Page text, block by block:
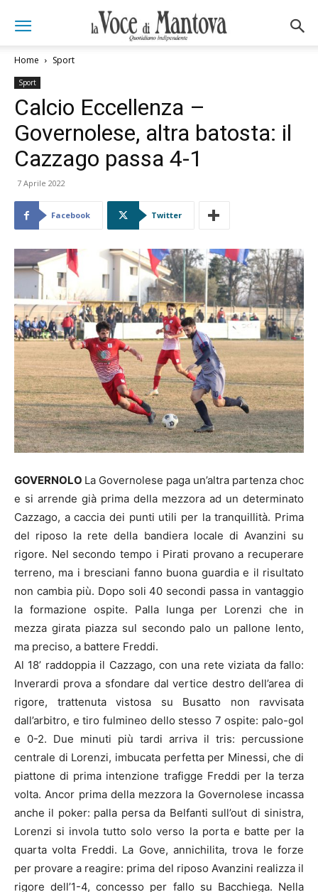
Home Sport
Sport
Calcio Eccellenza –
Governolese, altra batosta: il
Cazzago passa 4-1
7 Aprile 2022
Facebook Twitter
GOVERNOLO La Governolese paga un’altra partenza choc
e si arrende già prima della mezzora ad un determinato
Cazzago, a caccia dei punti utili per la tranquillità. Prima
del riposo la rete della bandiera locale di Avanzini su
rigore. Nel secondo tempo i Pirati provano a recuperare
terreno, ma i bresciani fanno buona guardia e il risultato
non cambia più. Dopo soli 40 secondi passa in vantaggio
la formazione ospite. Palla lunga per Lorenzi che in
mezza girata piazza sul secondo palo un pallone lento,
ma preciso, a battere Freddi.
Al 18’ raddoppia il Cazzago, con una rete viziata da fallo:
Inverardi prova a sfondare dal vertice destro dell’area di
rigore, trattenuta vistosa su Busatto non ravvisata
dall’arbitro, e tiro fulmineo dello stesso 7 ospite: palo-gol
e 0-2. Due minuti più tardi arriva il tris: percussione
centrale di Lorenzi, imbucata perfetta per Minessi, che di
piattone di prima intenzione trafigge Freddi per la terza
volta. Ancor prima della mezzora la Governolese incassa
anche il poker: palla persa da Belfanti sull’out di sinistra,
Lorenzi si invola tutto solo verso la porta e batte per la
quarta volta Freddi. La Gove, annichilita, trova le forze
per provare a reagire: prima del riposo Avanzini realizza il
rigore dell’1-4, concesso per fallo su Bacchiega. Nella